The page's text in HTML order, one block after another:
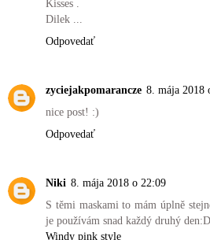
Kisses .
Dilek ...
Odpovedať
zyciejakpomarancze 8. mája 2018
nice post! :)
Odpovedať
Niki 8. mája 2018 o 22:09
S těmi maskami to mám úplně
je používám snad každý druhý den:D.
Windy pink style